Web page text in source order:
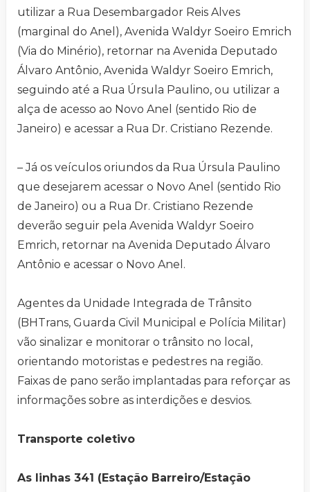
utilizar a Rua Desembargador Reis Alves
(marginal do Anel), Avenida Waldyr Soeiro Emrich
(Via do Minério), retornar na Avenida Deputado
Álvaro Antônio, Avenida Waldyr Soeiro Emrich,
seguindo até a Rua Úrsula Paulino, ou utilizar a
alça de acesso ao Novo Anel (sentido Rio de
Janeiro) e acessar a Rua Dr. Cristiano Rezende.
– Já os veículos oriundos da Rua Úrsula Paulino
que desejarem acessar o Novo Anel (sentido Rio
de Janeiro) ou a Rua Dr. Cristiano Rezende
deverão seguir pela Avenida Waldyr Soeiro
Emrich, retornar na Avenida Deputado Álvaro
Antônio e acessar o Novo Anel.
Agentes da Unidade Integrada de Trânsito
(BHTrans, Guarda Civil Municipal e Polícia Militar)
vão sinalizar e monitorar o trânsito no local,
orientando motoristas e pedestres na região.
Faixas de pano serão implantadas para reforçar as
informações sobre as interdições e desvios.
Transporte coletivo
As linhas 341 (Estação Barreiro/Estação